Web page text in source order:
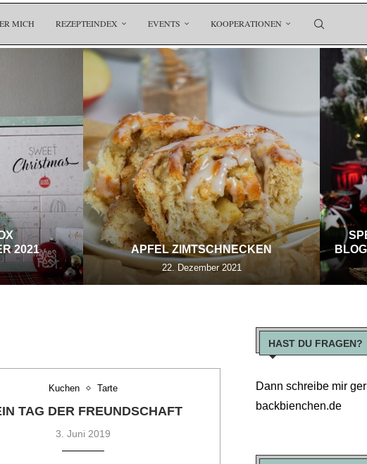
MICH REZEPTEINDEX EVENTS KOOPERATIONEN
2021
APFEL ZIMTSCHNECKEN
22. Dezember 2021
Kuchen Tarte
TAG DER FREUNDSCHAFT
3. Juni 2019
HAST DU FRAGEN?
Dann schreibe mir
backbienchen.de